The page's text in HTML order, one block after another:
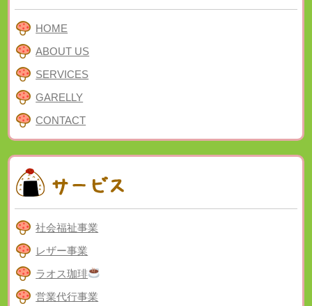
HOME
ABOUT US
SERVICES
GARELLY
CONTACT
社会福祉事業
レザー事業
ラオス珈琲
営業代行事業